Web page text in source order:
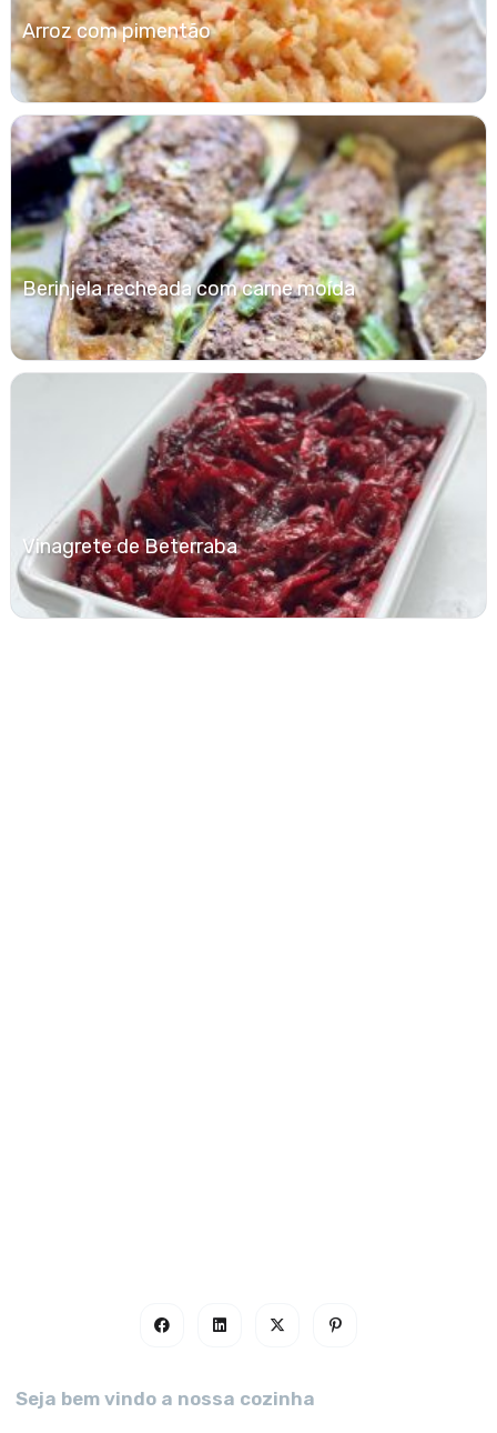
Arroz com pimentão
Berinjela recheada com carne moída
Vinagrete de Beterraba
Seja bem vindo a nossa cozinha